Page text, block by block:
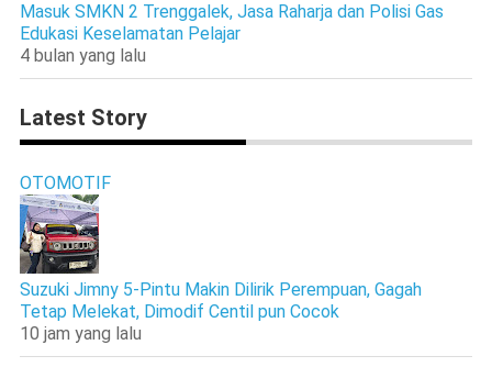
Masuk SMKN 2 Trenggalek, Jasa Raharja dan Polisi Gas
Edukasi Keselamatan Pelajar
4 bulan yang lalu
Latest Story
OTOMOTIF
Suzuki Jimny 5-Pintu Makin Dilirik Perempuan, Gagah
Tetap Melekat, Dimodif Centil pun Cocok
10 jam yang lalu